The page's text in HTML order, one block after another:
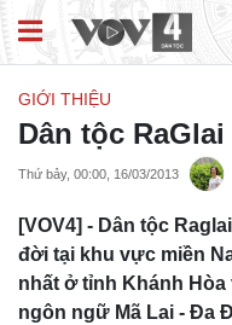
GIỚI THIỆU
Dân tộc RaGlai
Thứ bảy, 00:00, 16/03/2013
[VOV4] - Dân tộc
đời tại khu vực miền
nhất ở tỉnh Khánh
ngôn ngữ Mã Lai - Đa